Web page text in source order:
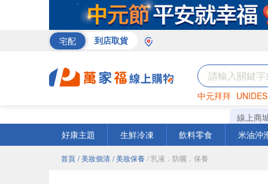
宅配 到店取貨
中元拜拜
罐頭 咖啡
線上商
好康主題
生鮮冷凍 飲料零食 米油沖
首頁 / 美妝個清 / 美妝保養 / 乳液．防曬．保養